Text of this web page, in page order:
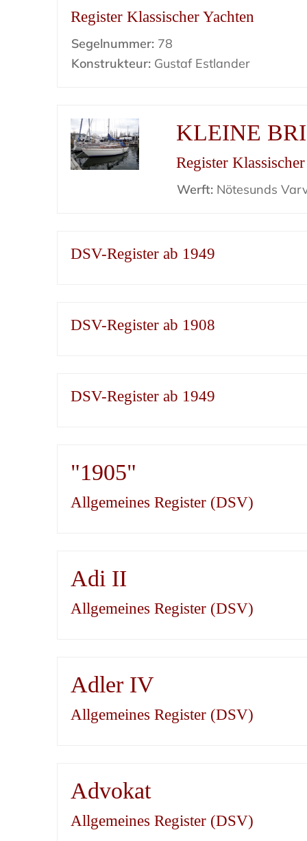
Register Klassischer Yachten
Segelnummer: 78
Konstrukteur: Gustaf Estlander
KLEINE
Register
Werft: Nötesunds
DSV-Register ab 1949
DSV-Register ab 1908
DSV-Register ab 1949
"1905"
Allgemeines Register (DSV)
Adi II
Allgemeines Register (DSV)
Adler IV
Allgemeines Register (DSV)
Advokat
Allgemeines Register (DSV)